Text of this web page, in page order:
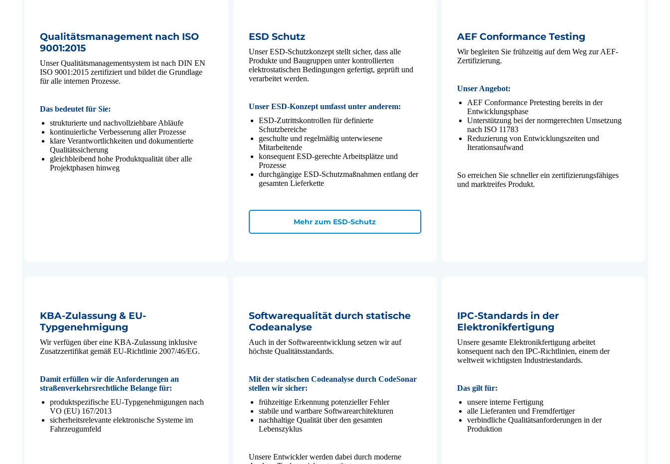
Qualitätsmanagement nach ISO
9001:2015
Unser Qualitätsmanagementsystem ist nach DIN EN
ISO 9001:2015 zertifiziert und bildet die Grundlage
für alle internen Prozesse.
Das bedeutet für Sie:
strukturierte und nachvollziehbare Abläufe
kontinuierliche Verbesserung aller Prozesse
klare Verantwortlichkeiten und dokumentierte
Qualitätssicherung
gleichbleibend hohe Produktqualität über alle
Projektphasen hinweg
ESD Schutz
Unser ESD-Schutzkonzept stellt sicher, dass alle
Produkte und Baugruppen unter kontrollierten
elektrostatischen Bedingungen gefertigt, geprüft und
verarbeitet werden.
Unser ESD-Konzept umfasst unter anderem:
ESD-Zutrittskontrollen für definierte
Schutzbereiche
geschulte und regelmäßig unterwiesene
Mitarbeitende
konsequent ESD-gerechte Arbeitsplätze und
Prozesse
durchgängige ESD-Schutzmaßnahmen entlang der
gesamten Lieferkette
Mehr zum ESD-Schutz
AEF Conformance Testing
Wir begleiten Sie frühzeitig auf dem Weg zur AEF-
Zertifizierung.
Unser Angebot:
AEF Conformance Pretesting bereits in der
Entwicklungsphase
Unterstützung bei der normgerechten Umsetzung
nach ISO 11783
Reduzierung von Entwicklungszeiten und
Iterationsaufwand
So erreichen Sie schneller ein zertifizierungsfähiges
und marktreifes Produkt.
KBA-Zulassung & EU-
Typgenehmigung
Wir verfügen über eine KBA-Zulassung inklusive
Zusatzzertifikat gemäß EU-Richtlinie 2007/46/EG.
Damit erfüllen wir die Anforderungen an
straßenverkehrsrechtliche Belange für:
produktspezifische EU-Typgenehmigungen nach
VO (EU) 167/2013
sicherheitsrelevante elektronische Systeme im
Fahrzeugumfeld
Softwarequalität durch statische
Codeanalyse
Auch in der Softwareentwicklung setzen wir auf
höchste Qualitätsstandards.
Mit der statischen Codeanalyse durch CodeSonar
stellen wir sicher:
frühzeitige Erkennung potenzieller Fehler
stabile und wartbare Softwarearchitekturen
nachhaltige Qualität über den gesamten
Lebenszyklus
Unsere Entwickler werden dabei durch moderne
IPC-Standards in der
Elektronikfertigung
Unsere gesamte Elektronikfertigung arbeitet
konsequent nach den IPC-Richtlinien, einem der
weltweit wichtigsten Industriestandards.
Das gilt für:
unsere interne Fertigung
alle Lieferanten und Fremdfertiger
verbindliche Qualitätsanforderungen in der
Produktion